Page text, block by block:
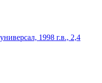
1998 г.в., 2,4